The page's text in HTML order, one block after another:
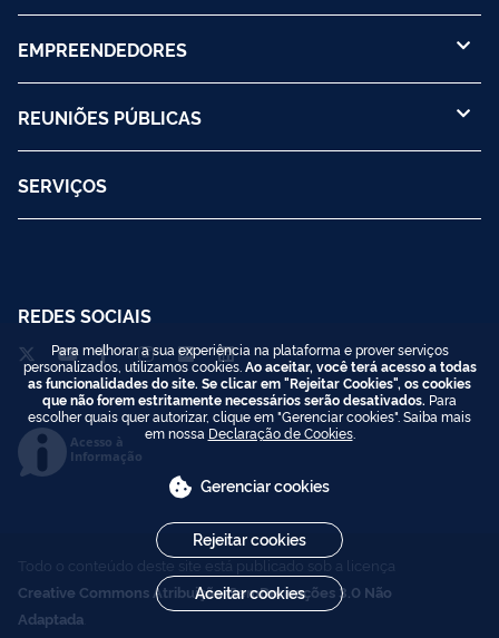
EMPREENDEDORES
REUNIÕES PÚBLICAS
SERVIÇOS
REDES SOCIAIS
Acesso à
Informação
Todo o conteúdo deste site está publicado sob a licença
Creative Commons Atribuição-SemDerivações 3.0 Não
Adaptada
Para melhorar a sua experiência na plataforma e prover serviços
personalizados, utilizamos cookies. Ao aceitar, você terá acesso a todas
as funcionalidades do site. Se clicar em "Rejeitar Cookies", os cookies
que não forem estritamente necessários serão desativados. Para
escolher quais quer autorizar, clique em "Gerenciar cookies". Saiba mais
em nossa Declaração de Cookies.
Gerenciar cookies
Rejeitar cookies
Aceitar cookies